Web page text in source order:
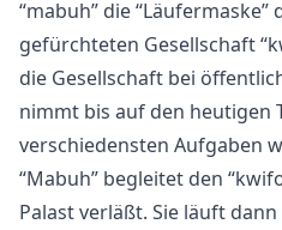
“mabuh” die
gefürchteten Gesellschaft
die Gesellschaft bei
nimmt bis auf den heutigen
verschiedensten Aufgaben
“Mabuh” begleitet den
Palast verläßt. Sie läuft